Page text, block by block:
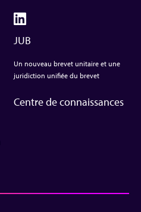
JUB
Un nouveau brevet unitaire et une
juridiction unifiée du brevet
Centre de connaissances